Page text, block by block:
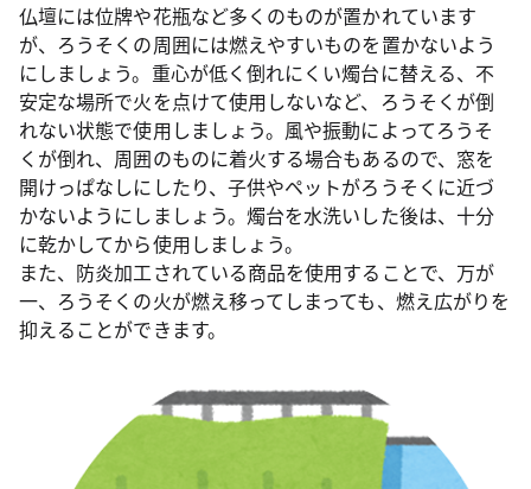
仏壇には位牌や花瓶など多くのものが置かれています
が、ろうそくの周囲には燃えやすいものを置かないよう
にしましょう。重心が低く倒れにくい燭台に替える、不
安定な場所で火を点けて使用しないなど、ろうそくが倒
れない状態で使用しましょう。風や振動によってろうそ
くが倒れ、周囲のものに着火する場合もあるので、窓を
開けっぱなしにしたり、子供やペットがろうそくに近づ
かないようにしましょう。燭台を水洗いした後は、十分
に乾かしてから使用しましょう。
また、防炎加工されている商品を使用することで、万が
一、ろうそくの火が燃え移ってしまっても、燃え広がりを
抑えることができます。